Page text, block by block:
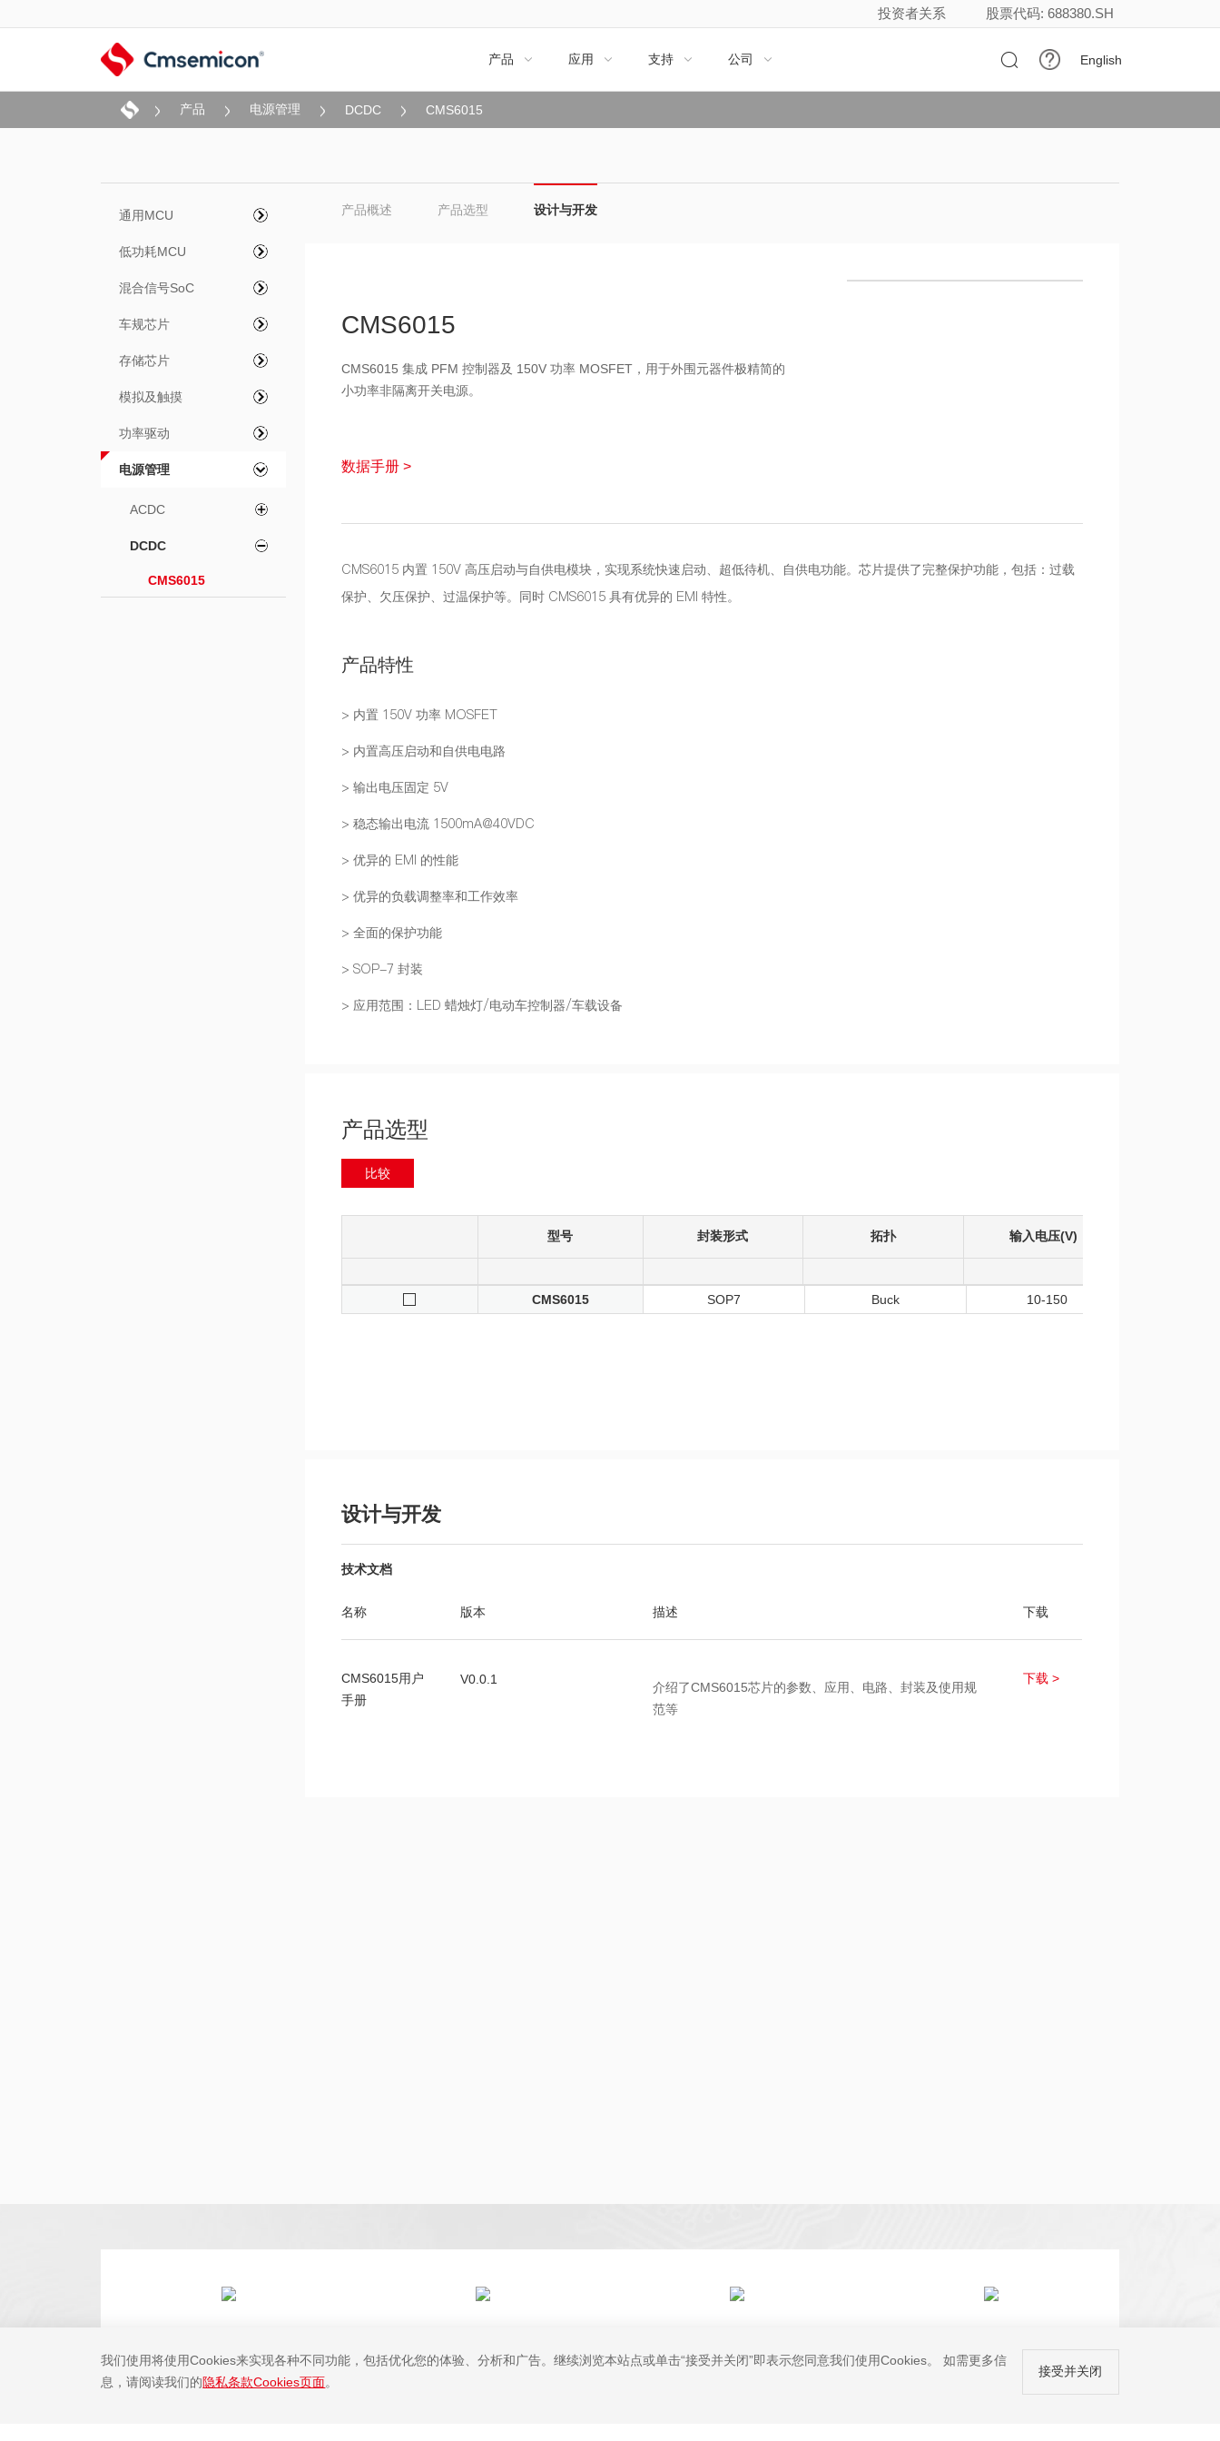
投资者关系 股票代码: 688380.SH
产品  应用  支持  公司   English
产品 电源管理 DCDC CMS6015
通用MCU
低功耗MCU
混合信号SoC
车规芯片
存储芯片
模拟及触摸
功率驱动
电源管理
ACDC
DCDC
CMS6015
产品概述 产品选型 设计与开发
CMS6015
CMS6015 集成 PFM 控制器及 150V 功率 MOSFET，用于外围元器件极精简的
小功率非隔离开关电源。
数据手册 >
CMS6015 内置 150V 高压启动与自供电模块，实现系统快速启动、超低待机、自供电功能。芯片提供了完整保护功能，包括：过载
保护、欠压保护、过温保护等。同时 CMS6015 具有优异的 EMI 特性。
产品特性
> 内置 150V 功率 MOSFET
> 内置高压启动和自供电电路
> 输出电压固定 5V
> 稳态输出电流 1500mA@40VDC
> 优异的 EMI 的性能
> 优异的负载调整率和工作效率
> 全面的保护功能
> SOP-7 封装
> 应用范围：LED 蜡烛灯/电动车控制器/车载设备
产品选型
比较
型号 封装形式 拓扑 输入电压(V)
CMS6015 SOP7 Buck 10-150
设计与开发
技术文档
名称 版本 描述 下载
CMS6015用户
手册
V0.0.1
介绍了CMS6015芯片的参数、应用、电路、封装及使用规
范等
下载 >
通过论坛寻求支持
我们使用将使用Cookies来实现各种不同功能，包括优化您的体验、分析和广告。继续浏览本站点或单击“接受并关闭”即表示您同意我们使用Cookies。 如需更多信
息，请阅读我们的隐私条款Cookies页面。
接受并关闭